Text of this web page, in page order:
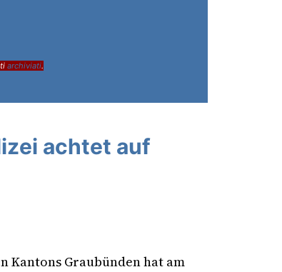
archiviati.
achtet auf
Kantons Graubünden hat am